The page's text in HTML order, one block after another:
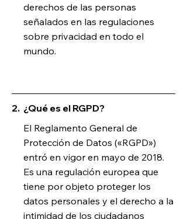
derechos de las personas
señalados en las regulaciones
sobre privacidad en todo el
mundo.
2. ¿Qué es el RGPD?
El Reglamento General de
Protección de Datos («RGPD»)
entró en vigor en mayo de 2018.
Es una regulación europea que
tiene por objeto proteger los
datos personales y el derecho a la
intimidad de los ciudadanos